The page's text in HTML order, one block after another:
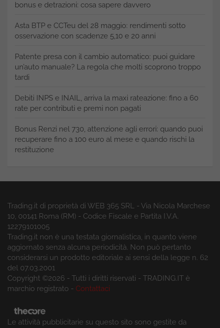
bonus e detrazioni: cosa sapere davvero
Asta BTP e CCTeu del 28 maggio: rendimenti sotto
osservazione con scadenze 5,10 e 20 anni
Patente presa con il cambio automatico: puoi guidare
un’auto manuale? La regola che molti scoprono troppo
tardi
Debiti INPS e INAIL, arriva la maxi rateazione: fino a 60
rate per contributi e premi non pagati
Bonus Renzi nel 730, attenzione agli errori: quando puoi
recuperare fino a 100 euro al mese e quando rischi la
restituzione
Trading.it di proprietà di WEB 365 SRL - Via Nicola Marchese
10, 00141 Roma (RM) - Codice Fiscale e Partita I.V.A.
12279101005
Trading.it non è una testata giornalistica, in quanto viene
aggiornato senza alcuna periodicità. Non può pertanto
considerarsi un prodotto editoriale ai sensi della legge n. 62
del 07.03.2001
Copyright ©2026 - Tutti i diritti riservati - TRADING.IT è
marchio registrato - Contattaci
Le attività pubblicitarie su questo sito sono gestite da